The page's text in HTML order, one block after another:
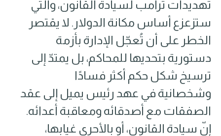
تهديدات ترامب لسيادة القانون، والتي
ستزعزع أساس مكانة الدولار. لا يقتصر
الخطر على أن تُعجّل الإدارة بأزمة
دستورية بتحديها للمحاكم، بل يمتدّ إلى
ترسيخ شكل حكم أكثر فسادًا
وشخصانية في عهد رئيس يميل إلى عقد
الصفقات مع أصدقائه ومعاقبة أعدائه.
إنّ سيادة القانون، أو بالأحرى غيابها،